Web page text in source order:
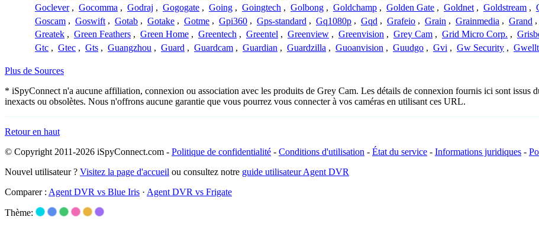
Goclever , Gocomma , Godraj , Gogogate , Going , Goingtech , Golbong , Goldchamp , Golden Gate , Goldnet , Goldstream ,
Goscam , Goswift , Gotab , Gotake , Gotme , Gpi360 , Gps-standard , Gq1080p , Gqd , Grafeio , Grain , Grainmedia , Grand ,
Greatek , Green Feathers , Green Home , Greentech , Greentel , Greenview , Greenvision , Grey Cam , Grid Micro Corp. ,
Gtc , Gtec , Gts , Guangzhou , Guard , Guardcam , Guardian , Guardzilla , Guoanvision , Guudgo , Gvi , Gw Security ,
Plus de Sources
* iSpyConnect n'a aucune affiliation, connexion ou association avec les produits de Grey Cam. Les détails de connexion fournis ici sont issus
inexacts ou obsolètes. Nous n'offrons aucune garantie que vous pourrez vous connecter à vos caméras en utilisant ces URL.
Retour en haut
© Copyright 2011-2026 iSpyConnect.com - Politique de confidentialité - Conditions d'utilisation - État du service - Informations juridiques -
Nouvel utilisateur ? Visitez la page d'accueil ou consultez notre guide utilisateur Agent DVR
Comparer : Agent DVR vs Blue Iris · Agent DVR vs Frigate
Thème: